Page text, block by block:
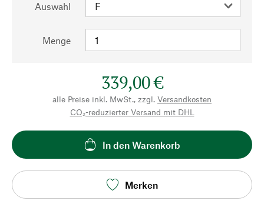
Auswahl
Menge
339,00 €
alle Preise inkl. MwSt., zzgl. Versandkosten
CO₂-reduzierter Versand mit DHL
In den Warenkorb
Merken